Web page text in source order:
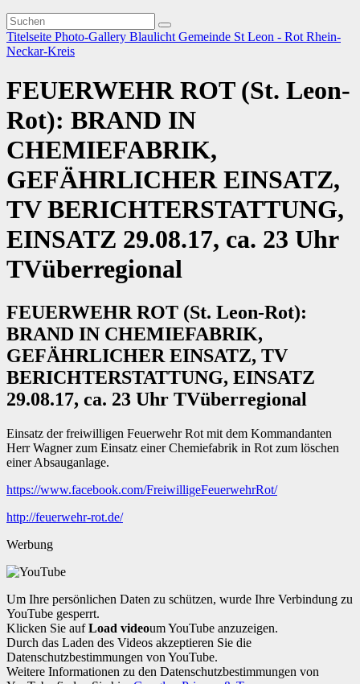
Titelseite Photo-Gallery Blaulicht Gemeinde St Leon - Rot Rhein-
Neckar-Kreis
FEUERWEHR ROT (St. Leon-
Rot): BRAND IN
CHEMIEFABRIK,
GEFÄHRLICHER EINSATZ,
TV BERICHTERSTATTUNG,
EINSATZ 29.08.17, ca. 23 Uhr
TVüberregional
FEUERWEHR ROT (St. Leon-Rot):
BRAND IN CHEMIEFABRIK,
GEFÄHRLICHER EINSATZ, TV
BERICHTERSTATTUNG, EINSATZ
29.08.17, ca. 23 Uhr TVüberregional
Einsatz der freiwilligen Feuerwehr Rot mit dem Kommandanten
Herr Wagner zum Einsatz einer Chemiefabrik in Rot zum löschen
einer Absauganlage.
https://www.facebook.com/FreiwilligeFeuerwehrRot/
http://feuerwehr-rot.de/
Werbung
Um Ihre persönlichen Daten zu schützen, wurde Ihre Verbindung zu
YouTube gesperrt.
Klicken Sie aufLoad videoum YouTube anzuzeigen.
Durch das Laden des Videos akzeptieren Sie die
Datenschutzbestimmungen von YouTube.
Weitere Informationen zu den Datenschutzbestimmungen von